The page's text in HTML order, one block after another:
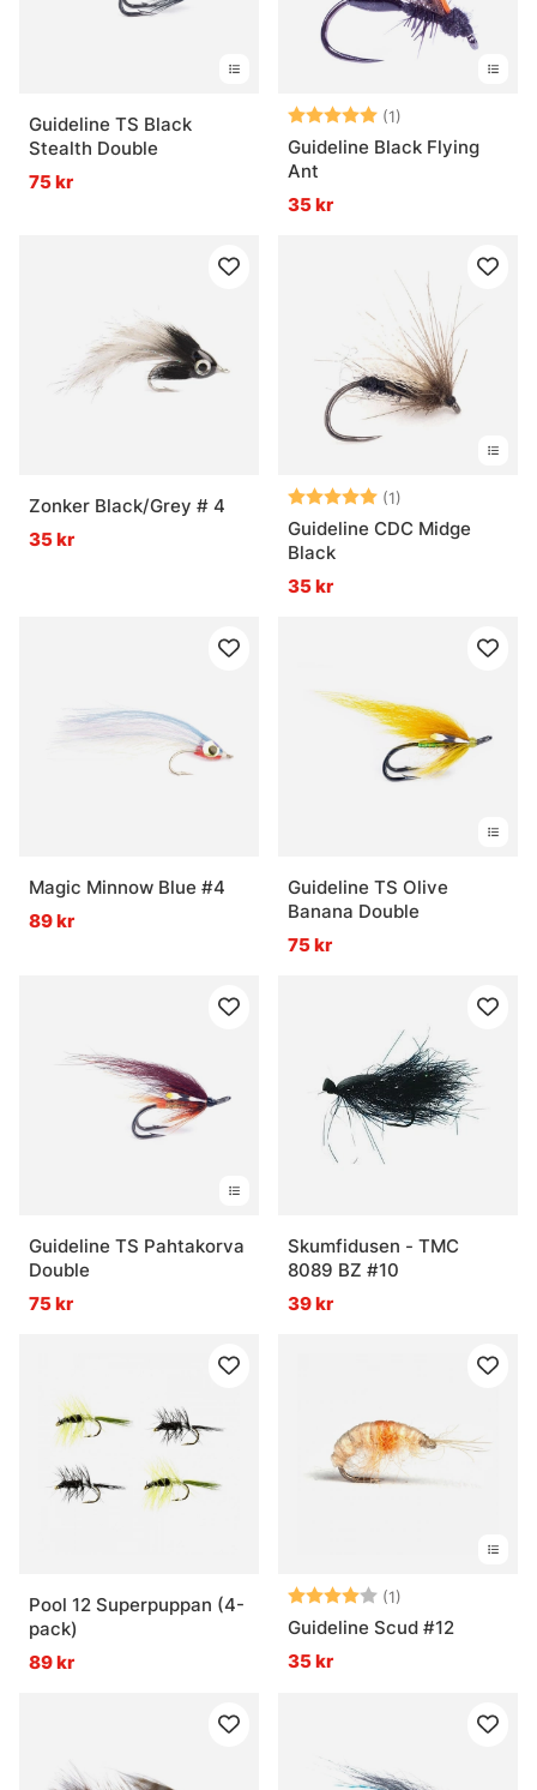
Guideline TS Black
Stealth Double
75 kr
Betyg: (1)
Guideline Black Flying
Ant
35 kr
Zonker Black/Grey # 4
35 kr
Betyg: (1)
Guideline CDC Midge
Black
35 kr
Magic Minnow Blue #4
89 kr
Guideline TS Olive
Banana Double
75 kr
Guideline TS Pahtakorva
Double
75 kr
Skumfidusen - TMC
8089 BZ #10
39 kr
Pool 12 Superpuppan (4-
pack)
89 kr
Betyg: (1)
Guideline Scud #12
35 kr